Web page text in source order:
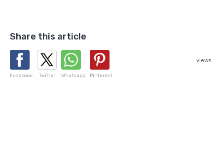
Share this article
Facebook Twitter Whatsapp Pinterest
views